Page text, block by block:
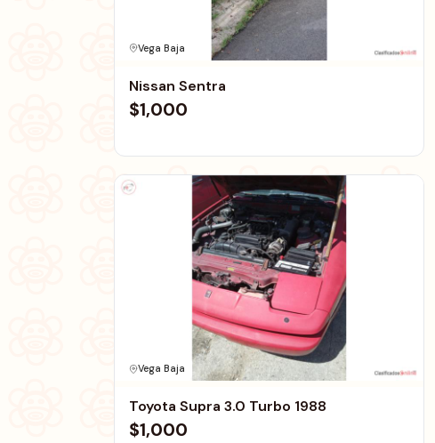
Vega Baja
Nissan Sentra
$1,000
Vega Baja
Toyota Supra 3.0 Turbo 1988
$1,000